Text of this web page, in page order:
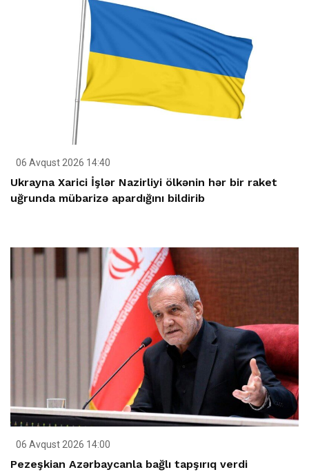
06 Avqust 2026 14:40
Ukrayna Xarici İşlər Nazirliyi ölkənin hər bir raket
uğrunda mübarizə apardığını bildirib
06 Avqust 2026 14:00
Pezeşkian Azərbaycanla bağlı tapşırıq verdi